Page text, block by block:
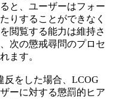
と、ユーザーはフォー
りすることができなく
閲覧する能力は維持さ
次の懲戒尋問のプロセ
ます。
反をした場合、LCOG
ーに対する懲罰的ヒア